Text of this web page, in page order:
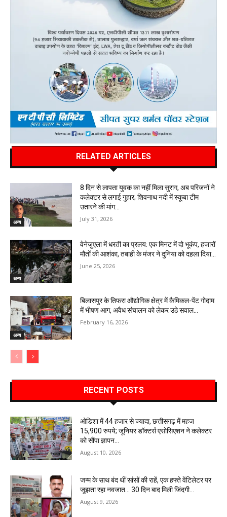
RELATED ARTICLES
अन्य
8 दिन से लापता युवक का नहीं मिला सुराग, अब परिजनों ने
कलेक्टर से लगाई गुहार; शिवनाथ नदी में स्कूबा टीम
उतारने की मांग…
July 31, 2026
अन्य
वेनेजुएला में धरती का प्रलय: एक मिनट में दो भूकंप, हजारों
मौतों की आशंका, तबाही के मंजर ने दुनिया को दहला दिया…
June 25, 2026
अन्य
बिलासपुर के तिफरा औद्योगिक क्षेत्र में कैमिकल-पेंट गोदाम
में भीषण आग, अवैध संचालन को लेकर उठे सवाल…
February 16, 2026
RECENT POSTS
ओडिशा में 44 हजार से ज्यादा, छत्तीसगढ़ में महज
15,900 रुपये; जूनियर डॉक्टर्स एसोसिएशन ने कलेक्टर
को सौंपा ज्ञापन…
August 10, 2026
जन्म के साथ बंद थीं सांसों की राहें, एक हफ्ते वेंटिलेटर पर
जूझता रहा नवजात… 30 दिन बाद मिली जिंदगी…
August 9, 2026